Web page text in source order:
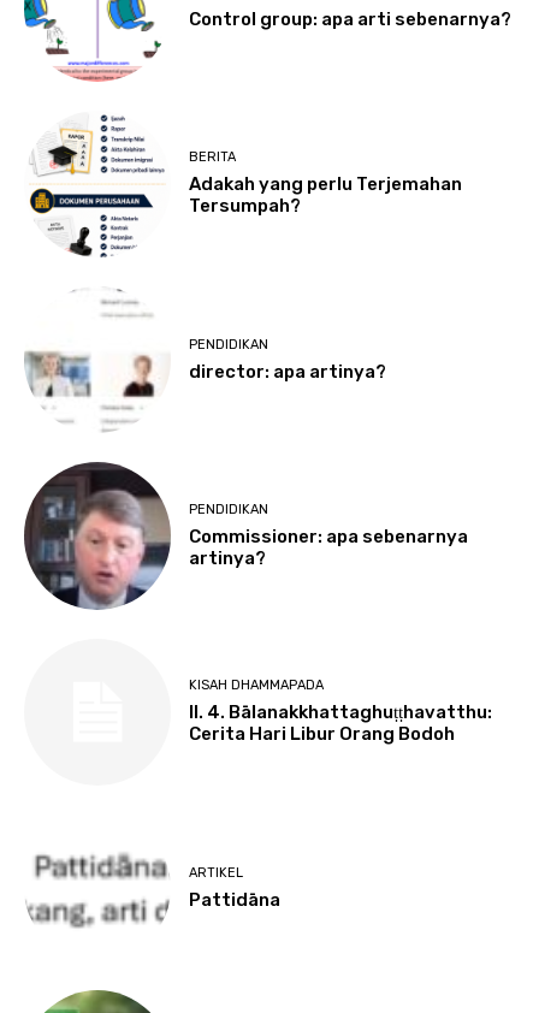
Control group: apa arti sebenarnya?
BERITA
Adakah yang perlu Terjemahan
Tersumpah?
PENDIDIKAN
director: apa artinya?
PENDIDIKAN
Commissioner: apa sebenarnya
artinya?
KISAH DHAMMAPADA
II. 4. Bālanakkhattaghuṭṭhavatthu:
Cerita Hari Libur Orang Bodoh
ARTIKEL
Pattidāna